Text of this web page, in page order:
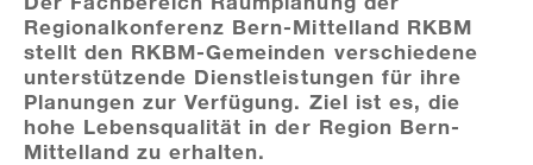
Regionalkonferenz Bern-Mittelland RKBM
stellt den RKBM-Gemeinden verschiedene
unterstützende Dienstleistungen für ihre
Planungen zur Verfügung. Ziel ist es, die
hohe Lebensqualität in der Region Bern-
Mittelland zu erhalten.